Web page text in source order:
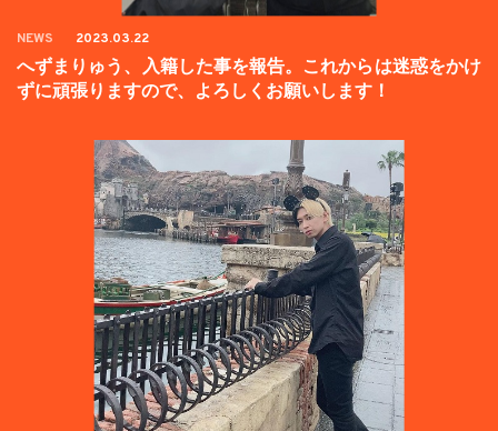
NEWS 2023.03.22
へずまりゅう、入籍した事を報告。これからは迷惑をかけ
ずに頑張りますので、よろしくお願いします！